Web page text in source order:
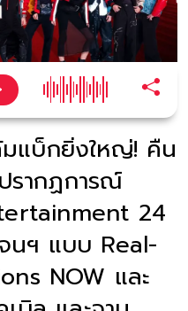
แบ็กยิ่งใหญ่! คืน
รากฏการณ์
24
นฯ แบบ Real-
NOW และ